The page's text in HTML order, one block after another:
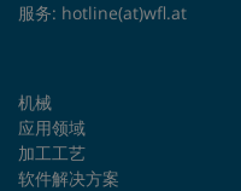
服务: hotline(at)wfl.at
机械
应用领域
加工工艺
软件解决方案